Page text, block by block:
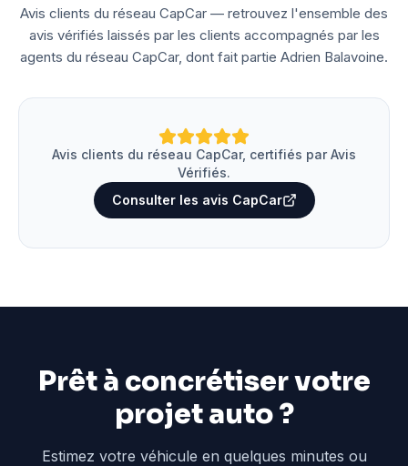
Avis clients du réseau CapCar — retrouvez l'ensemble des
avis vérifiés laissés par les clients accompagnés par les
agents du réseau CapCar, dont fait partie Adrien Balavoine.
Avis clients du réseau CapCar, certifiés par Avis
Vérifiés.
Consulter les avis CapCar
Prêt à concrétiser votre
projet auto ?
Estimez votre véhicule en quelques minutes ou